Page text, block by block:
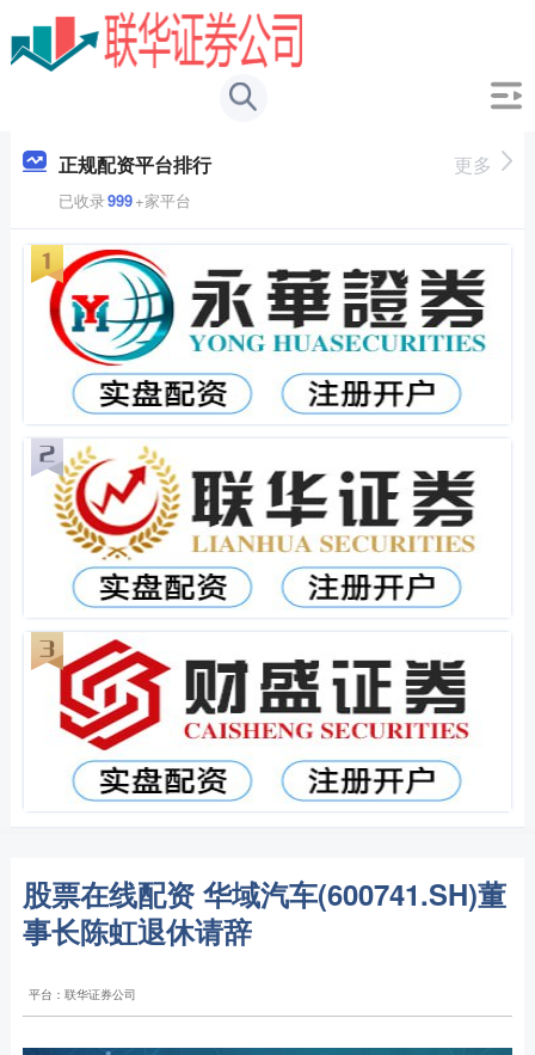
正规配资平台排行
已收录999+家平台
更多
股票在线配资 华域汽车(600741.SH)董
事长陈虹退休请辞
平台：联华证券公司